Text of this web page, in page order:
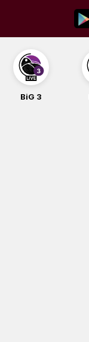
content
BiG 3